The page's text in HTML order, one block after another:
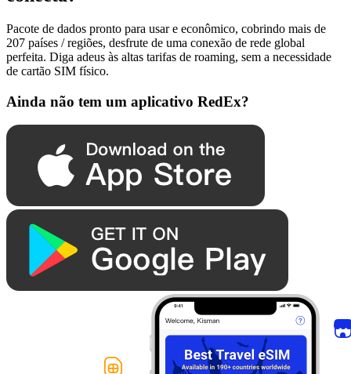
Pacote de dados pronto para usar e econômico, cobrindo mais de
207 países / regiões, desfrute de uma conexão de rede global
perfeita. Diga adeus às altas tarifas de roaming, sem a necessidade
de cartão SIM físico.
Ainda não tem um aplicativo RedEx?